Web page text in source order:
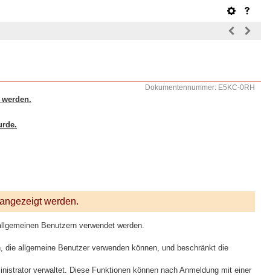
Dokumentennummer: E5KC-0RH
werden.
Benutzern verwendet werden.
allgemeine Benutzer verwenden können, und beschränkt die
verwaltet. Diese Funktionen können nach Anmeldung mit einer